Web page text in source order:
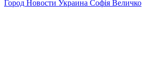
Город Новости Украина Софія Величко